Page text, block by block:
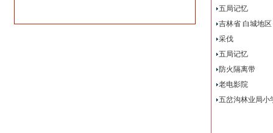
五局记忆
吉林省 白城地
采伐
五局记忆
防火隔离带
老电影院
五岔沟林业局小